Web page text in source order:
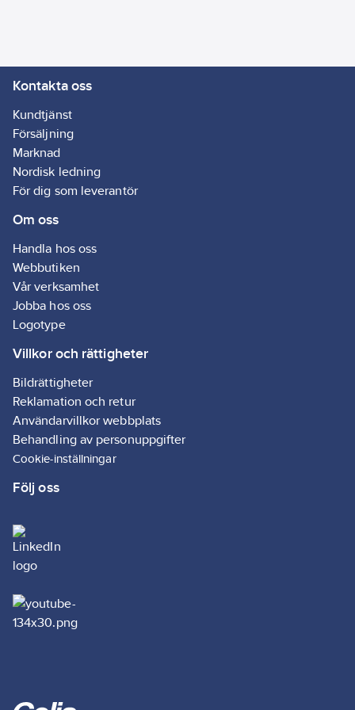
Kontakta oss
Kundtjänst
Försäljning
Marknad
Nordisk ledning
För dig som leverantör
Om oss
Handla hos oss
Webbutiken
Vår verksamhet
Jobba hos oss
Logotype
Villkor och rättigheter
Bildrättigheter
Reklamation och retur
Användarvillkor webbplats
Behandling av personuppgifter
Cookie-inställningar
Följ oss